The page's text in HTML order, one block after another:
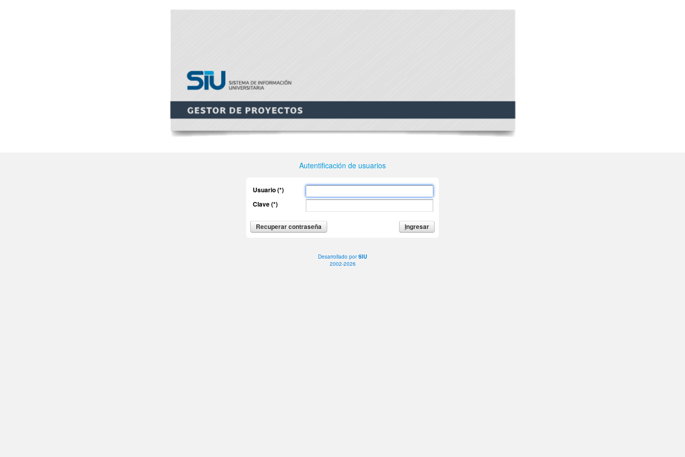
Autentificación de usuarios
Usuario (*)
Clave (*)
Recuperar contraseña Ingresar
Desarrollado porSIU
2002-2026